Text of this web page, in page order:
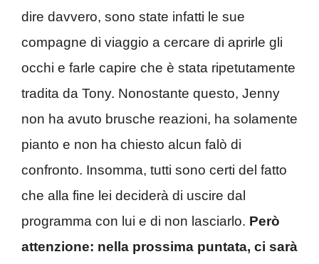
dire davvero, sono state infatti le sue
compagne di viaggio a cercare di aprirle gli
occhi e farle capire che è stata ripetutamente
tradita da Tony. Nonostante questo, Jenny
non ha avuto brusche reazioni, ha solamente
pianto e non ha chiesto alcun falò di
confronto. Insomma, tutti sono certi del fatto
che alla fine lei deciderà di uscire dal
programma con lui e di non lasciarlo. Però
attenzione: nella prossima puntata, ci sarà